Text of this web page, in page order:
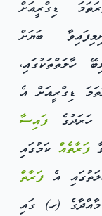
ޑިގްރީއަށް
ބަޔަށް
ހާލަތްތަކުގައި،
ޑިގްރީއަށް އެ
ހަރަދުގެފައިސާ
ފަރާތެއް ކަމުގައި
އެފަރާތް
3 ވަނަ މާއްދާގެ (ހ) ގައި